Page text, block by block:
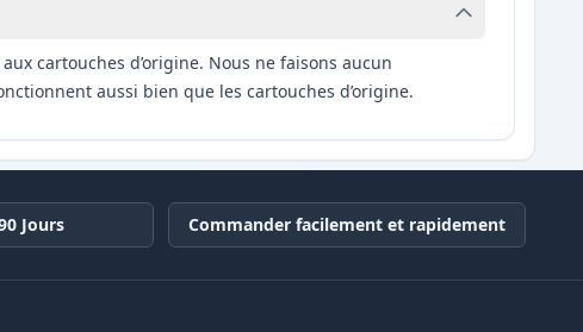
cartouches d’origine. Nous ne faisons aucun
aussi bien que les cartouches d’origine.
Jours Commander facilement et rapidement